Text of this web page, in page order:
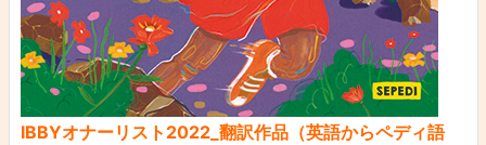
IBBYオナーリスト2022_翻訳作品（英語からペディ語